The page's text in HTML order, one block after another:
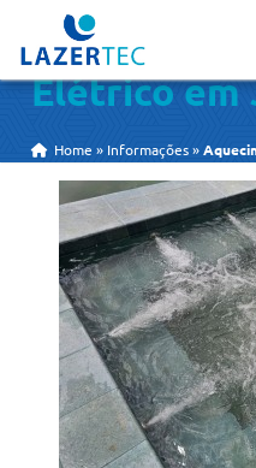
Elétrico em
Home » Informações »